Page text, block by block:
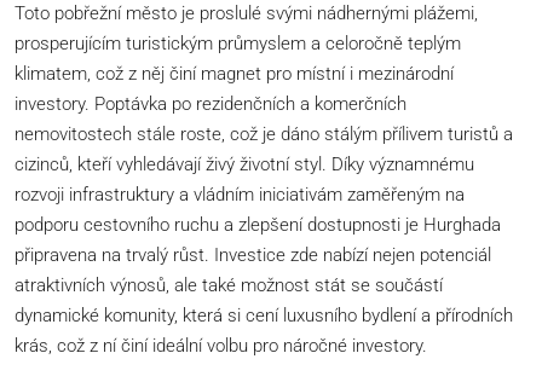
Toto pobřežní město je proslulé svými nádhernými plážemi,
prosperujícím turistickým průmyslem a celoročně teplým
klimatem, což z něj činí magnet pro místní i mezinárodní
investory. Poptávka po rezidenčních a komerčních
nemovitostech stále roste, což je dáno stálým přílivem turistů a
cizinců, kteří vyhledávají živý životní styl. Díky významnému
rozvoji infrastruktury a vládním iniciativám zaměřeným na
podporu cestovního ruchu a zlepšení dostupnosti je Hurghada
připravena na trvalý růst. Investice zde nabízí nejen potenciál
atraktivních výnosů, ale také možnost stát se součástí
dynamické komunity, která si cení luxusního bydlení a přírodních
krás, což z ní činí ideální volbu pro náročné investory.